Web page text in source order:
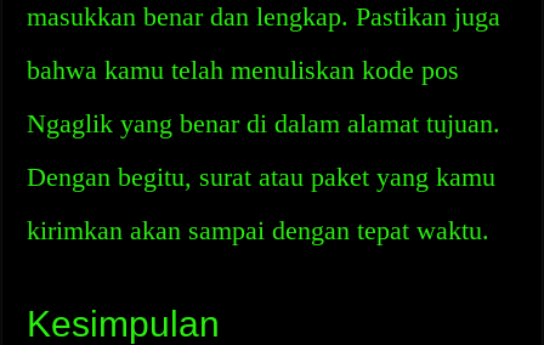
masukkan benar dan lengkap. Pastikan juga
bahwa kamu telah menuliskan kode pos
Ngaglik yang benar di dalam alamat tujuan.
Dengan begitu, surat atau paket yang kamu
kirimkan akan sampai dengan tepat waktu.
Kesimpulan